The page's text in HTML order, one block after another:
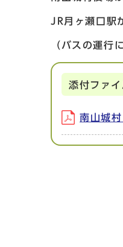
JR月ヶ瀬口駅
（バスの運行
添付ファイ
南山城